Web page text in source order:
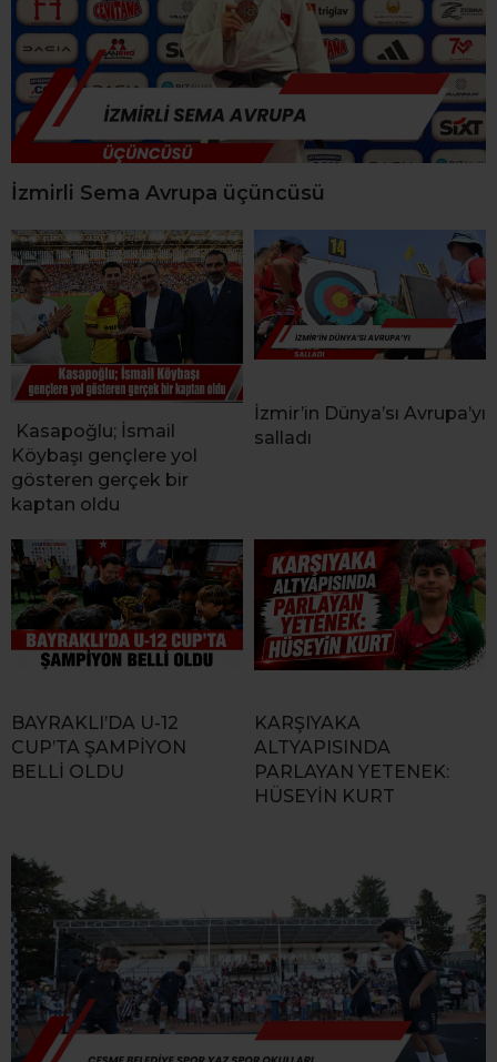
İzmirli Sema Avrupa üçüncüsü
Kasapoğlu; İsmail
Köybaşı gençlere yol
gösteren gerçek bir
kaptan oldu
İzmir’in Dünya’sı Avrupa’yı
salladı
BAYRAKLI’DA U-12
CUP’TA ŞAMPİYON
BELLİ OLDU
KARŞIYAKA
ALTYAPISINDA
PARLAYAN YETENEK:
HÜSEYİN KURT